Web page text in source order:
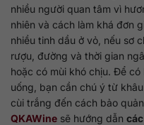
nhiều người quan tâm vì
nhiên và cách làm khá đơn
nhiều tinh dầu ở vỏ, nếu sơ
rượu, đường và thời gian
hoặc có mùi khó chịu. Để
uống, bạn cần chú ý từ
cùi trắng đến cách bảo
QKAWine sẽ hướng dẫn